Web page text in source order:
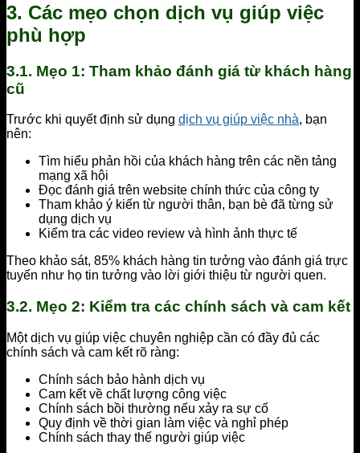
3. Các mẹo chọn dịch vụ giúp việc
phù hợp
3.1. Mẹo 1: Tham khảo đánh giá từ khách hàng
cũ
Trước khi quyết định sử dụng dịch vụ giúp việc nhà, bạn
nên:
Tìm hiểu phản hồi của khách hàng trên các nền tảng
mạng xã hội
Đọc đánh giá trên website chính thức của công ty
Tham khảo ý kiến từ người thân, bạn bè đã từng sử
dụng dịch vụ
Kiểm tra các video review và hình ảnh thực tế
Theo khảo sát, 85% khách hàng tin tưởng vào đánh giá trực
tuyến như họ tin tưởng vào lời giới thiệu từ người quen.
3.2. Mẹo 2: Kiểm tra các chính sách và cam kết
Một dịch vụ giúp việc chuyên nghiệp cần có đầy đủ các
chính sách và cam kết rõ ràng:
Chính sách bảo hành dịch vụ
Cam kết về chất lượng công việc
Chính sách bồi thường nếu xảy ra sự cố
Quy định về thời gian làm việc và nghỉ phép
Chính sách thay thế người giúp việc